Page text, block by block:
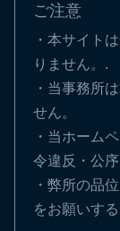
ご注意
・本サイト
りません。.
・当事務所
せん。
・当ホーム
令違反・公
・弊所の品
をお願いす